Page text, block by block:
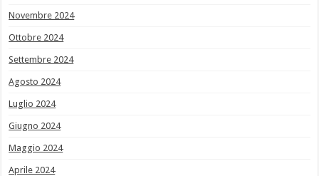
Novembre 2024
Ottobre 2024
Settembre 2024
Agosto 2024
Luglio 2024
Giugno 2024
Maggio 2024
Aprile 2024